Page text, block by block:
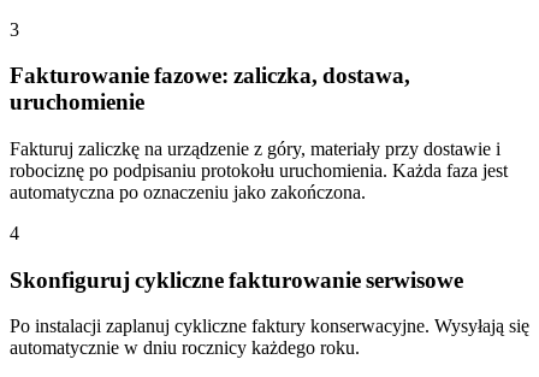
3
Fakturowanie fazowe: zaliczka, dostawa,
uruchomienie
Fakturuj zaliczkę na urządzenie z góry, materiały przy dostawie i
robociznę po podpisaniu protokołu uruchomienia. Każda faza jest
automatyczna po oznaczeniu jako zakończona.
4
Skonfiguruj cykliczne fakturowanie serwisowe
Po instalacji zaplanuj cykliczne faktury konserwacyjne. Wysyłają się
automatycznie w dniu rocznicy każdego roku.